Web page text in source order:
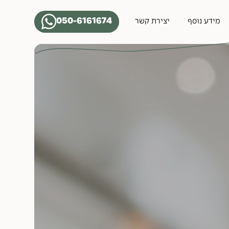
מידע נוסף יצירת קשר 050-6161674